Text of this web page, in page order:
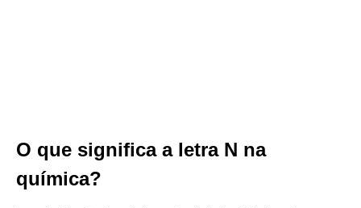
O que significa a letra N na
química?